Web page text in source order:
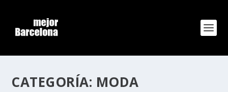
CATEGORÍA: MODA